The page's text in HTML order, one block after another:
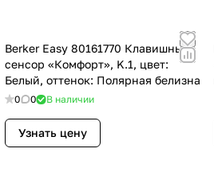
Berker Easy 80161770 Клавишный
сенсор «Комфорт», K.1, цвет:
Белый, оттенок: Полярная белизна
0 0 В наличии
Узнать цену